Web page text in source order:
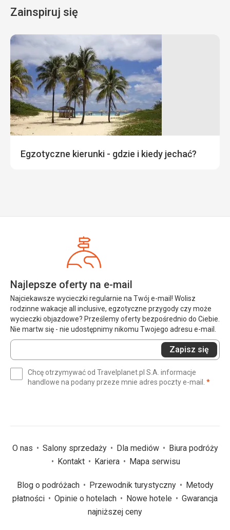
Zainspiruj się
Egzotyczne kierunki - gdzie i kiedy jechać?
Najlepsze oferty na e-mail
Najciekawsze wycieczki regularnie na Twój e-mail! Wolisz
rodzinne wakacje all inclusive, egzotyczne przygody czy może
wycieczki objazdowe? Prześlemy oferty bezpośrednio do Ciebie.
Nie martw się - nie udostępnimy nikomu Twojego adresu e-mail.
Wprowadź
swój
(wymagane)
Zapisz się
Chcę otrzymywać od Travelplanet.pl S.A. informacje
handlowe na podany przeze mnie adres poczty e-mail. *
O nas Salony sprzedaży Dla mediów
Biura podróży
Kontakt
Kariera Mapa serwisu
Blog o podróżach Przewodnik turystyczny
Metody
płatności
Opinie o hotelach Nowe hotele
Gwarancja
najniższej ceny